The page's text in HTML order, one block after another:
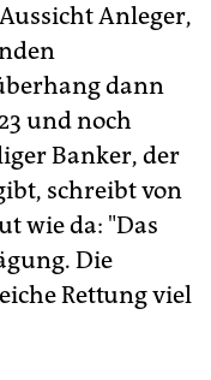
Anleger,
dann
und noch
Banker, der
schreibt von
wie da: "Das
Die
Rettung viel